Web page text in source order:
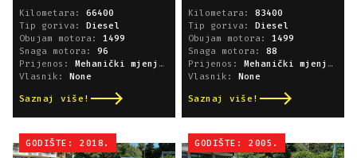
Kilometara: 66400
Tip goriva: Diesel
Obujam motora: 1499
Snaga motora: 96
Prijenos: Mehanički mjenjač
Vlasnik: None
Saznaj više!
Kilometara: 83400
Tip goriva: Diesel
Obujam motora: 1499
Snaga motora: 88
Prijenos: Mehanički mjenjač
Vlasnik: None
Saznaj više!
GODIŠTE: 2018. GODIŠTE: 2005.